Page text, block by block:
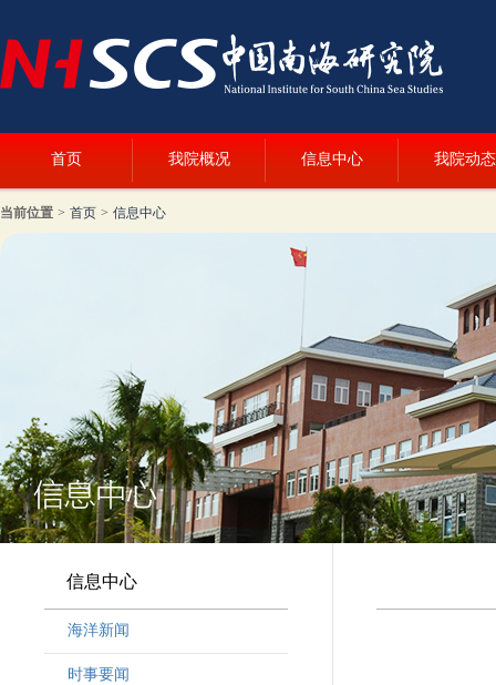
首页 我院概况 信息中心 我院动态
当前位置 > 首页 > 信息中心
信息中心
海洋新闻
时事要闻